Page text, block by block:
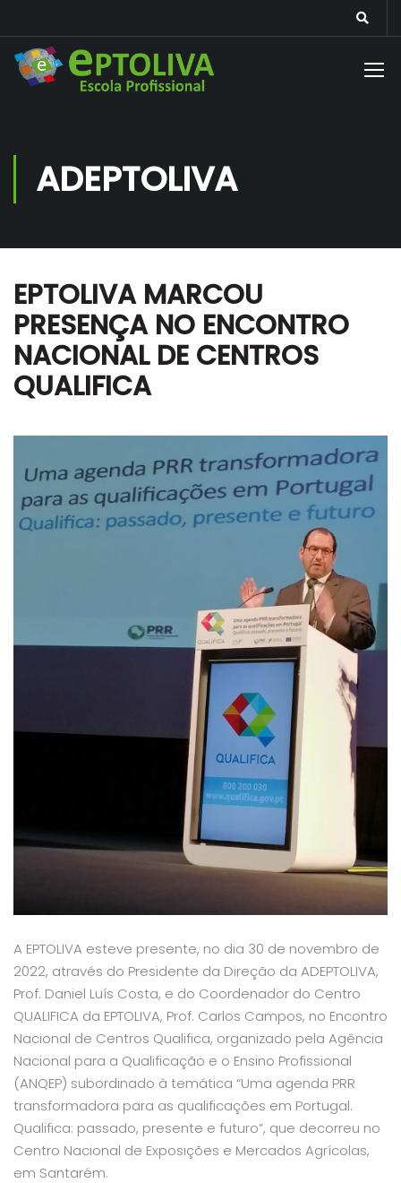
ADEPTOLIVA
EPTOLIVA MARCOU
PRESENÇA NO ENCONTRO
NACIONAL DE CENTROS
QUALIFICA
A EPTOLIVA esteve presente, no dia 30 de novembro de
2022, através do Presidente da Direção da ADEPTOLIVA,
Prof. Daniel Luís Costa, e do Coordenador do Centro
QUALIFICA da EPTOLIVA, Prof. Carlos Campos, no Encontro
Nacional de Centros Qualifica, organizado pela Agência
Nacional para a Qualificação e o Ensino Profissional
(ANQEP) subordinado à temática “Uma agenda PRR
transformadora para as qualificações em Portugal.
Qualifica: passado, presente e futuro”, que decorreu no
Centro Nacional de Exposições e Mercados Agrícolas,
em Santarém.